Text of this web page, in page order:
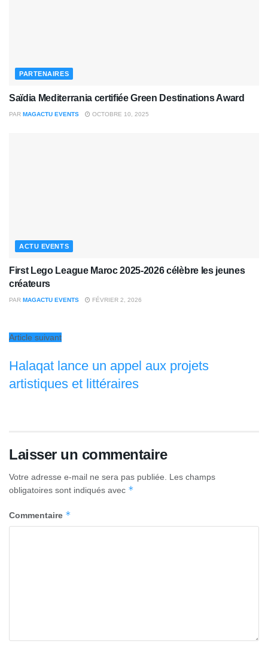
PARTENAIRES
Saïdia Mediterrania certifiée Green Destinations Award
PAR MAGACTU EVENTS OCTOBRE 10, 2025
ACTU EVENTS
First Lego League Maroc 2025-2026 célèbre les jeunes
créateurs
PAR MAGACTU EVENTS FÉVRIER 2, 2026
Article suivant
Halaqat lance un appel aux projets
artistiques et littéraires
Laisser un commentaire
Votre adresse e-mail ne sera pas publiée.
Les champs
obligatoires sont indiqués avec *
Commentaire *